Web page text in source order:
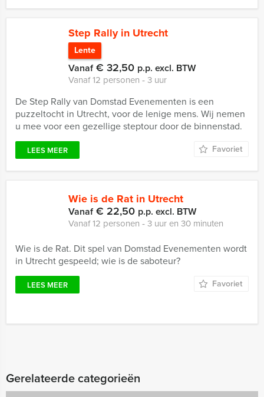
Step Rally in Utrecht
Lente
Vanaf€ 32,50 p.p. excl. BTW
Vanaf 12 personen ‐ 3 uur
De Step Rally van Domstad Evenementen is een
puzzeltocht in Utrecht, voor de lenige mens. Wij nemen
u mee voor een gezellige steptour door de binnenstad.
LEES MEER Favoriet
Wie is de Rat in Utrecht
Vanaf€ 22,50 p.p. excl. BTW
Vanaf 12 personen ‐ 3 uur en 30 minuten
Wie is de Rat. Dit spel van Domstad Evenementen wordt
in Utrecht gespeeld; wie is de saboteur?
LEES MEER Favoriet
Gerelateerde categorieën